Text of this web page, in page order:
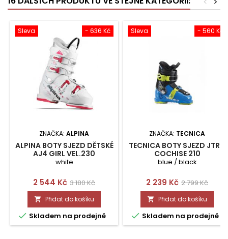
- 636 Kč
Sleva
ZNAČKA: ALPINA
ALPINA BOTY SJEZD DĚTSKÉ
AJ4 GIRL VEL.230
white
Cena
2 544 Kč Běžná
cena
3 180 Kč
 Přidat do košíku
 Skladem na prodejně
- 560 Kč
Sleva
ZNAČKA: TECNICA
TECNICA BOTY SJEZD JTR 2
COCHISE 210
blue / black
Cena
2 239 Kč Běžná
cena
2 799 Kč
 Přidat do košíku
 Skladem na prodejně